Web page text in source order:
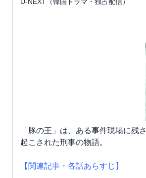
「豚の王」は、ある事件現場に残
起こされた刑事の物語。
【関連記事・各話あらすじ】